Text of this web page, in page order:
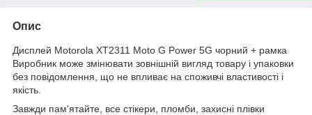
Опис
Дисплей Motorola XT2311 Moto G Power 5G чорний + рамка
Виробник може змінювати зовнішній вигляд товару і упаковки
без повідомлення, що не впливає на споживчі властивості і
якість.
Завжди пам'ятайте, все стікери, пломби, захисні плівки